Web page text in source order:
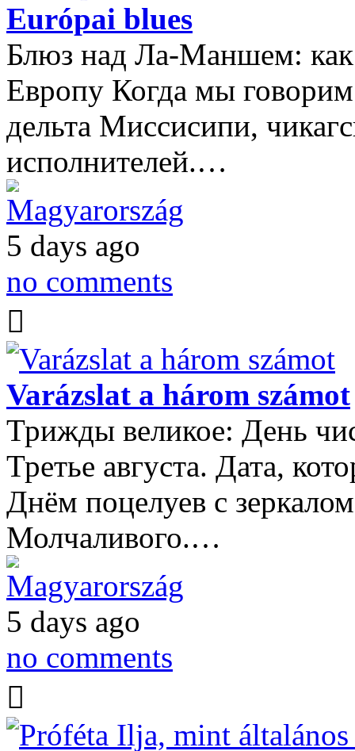
Európai blues
Блюз над Ла-Маншем: как
Европу Когда мы
дельта Миссисипи,
исполнителей.…
Magyarország
5 days ago
no comments
Varázslat a három számot
Трижды великое: День
Третье августа. Дата,
Днём поцелуев с
Молчаливого.…
Magyarország
5 days ago
no comments